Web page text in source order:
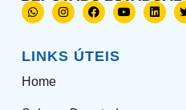
LINKS ÚTEIS
Home